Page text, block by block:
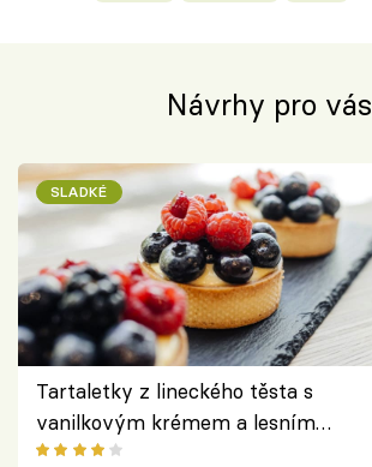
Návrhy pro vás
SLADKÉ
Tartaletky z lineckého těsta s
vanilkovým krémem a lesním
ovocem podle Bread Society